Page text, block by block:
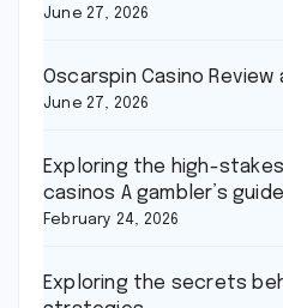
June 27, 2026
Oscarspin Casino Review
June 27, 2026
Exploring the high-
casinos A gambler’s guide
February 24, 2026
Exploring the secrets